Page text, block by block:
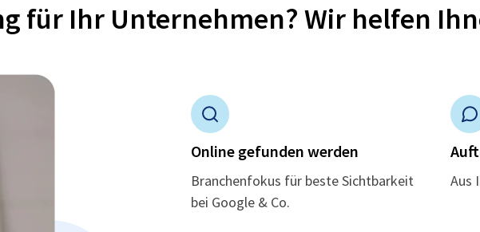
für Ihr Unternehmen? Wir helfen
Online gefunden werden
Branchenfokus für beste Sichtbarkeit
bei Google & Co.
Aus